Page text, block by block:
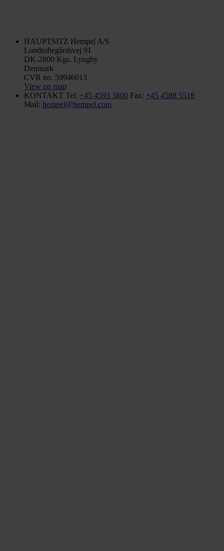
HAUPTSITZ Hempel A/S
Lundtoftegårdsvej 91
DK-2800 Kgs. Lyngby
Denmark
CVR no. 59946013
View on map
KONTAKT Tel: +45 4593 3800 Fax: +45 4588 5518
Mail: hempel@hempel.com